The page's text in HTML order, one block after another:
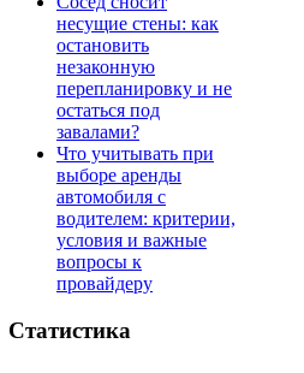
несущие стены: как
остановить
незаконную
перепланировку и не
остаться под
завалами?
Что учитывать при
выборе аренды
автомобиля с
водителем: критерии,
условия и важные
вопросы к
провайдеру
Статистика